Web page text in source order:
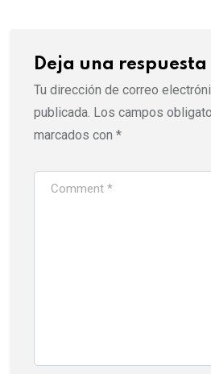
Deja una respuesta
Tu dirección de correo
publicada. Los campos
marcados con *